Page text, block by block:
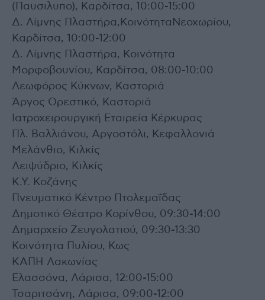
(Παυσιλυπο), Καρδίτσα, 10:00-15:00
Δ. Λίμνης Πλαστήρα,ΚοινότηταΝεοχωρίου,
Καρδίτσα, 10:00-12:00
Δ. Λίμνης Πλαστήρα, Κοινότητα
Μορφοβουνίου, Καρδίτσα, 08:00-10:00
Λεωφόρος Κύκνων, Καστοριά
Άργος Ορεστικό, Καστοριά
Ιατροχειρουργική Εταιρεία Κέρκυρας
Πλ. Βαλλιάνου, Αργοστόλι, Κεφαλλονιά
Μελάνθιο, Κιλκίς
Λειψύδριο, Κιλκίς
Κ.Υ. Κοζάνης
Πνευματικό Κέντρο Πτολεμαΐδας
Δημοτικό Θέατρο Κορίνθου, 09:30-14:00
Δημαρχείο Ζευγολατιού, 09:30-13:30
Κοινότητα Πυλίου, Κως
ΚΑΠΗ Λακωνίας
Ελασσόνα, Λάρισα, 12:00-15:00
Τσαριτσάνη, Λάρισα, 09:00-12:00